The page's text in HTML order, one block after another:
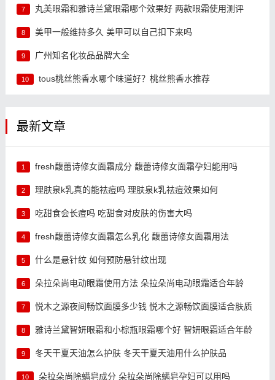
7 丸美眼霜和雅诗兰黛眼霜哪个效果好 两款眼霜使用测评
8 美甲一般维持多久 美甲可以自己扣下来吗
9 广州知名化妆品品牌大全
10 tous桃丝熊香水哪个味道好？桃丝熊香水推荐
最新文章
1 fresh馥蕾诗修女面霜成分 馥蕾诗修女面霜孕妇能用吗
2 理肤泉k乳真的能祛痘吗 理肤泉k乳祛痘效果如何
3 吃甜食会长痘吗 吃甜食对皮肤的伤害大吗
4 fresh馥蕾诗修女面霜怎么乳化 馥蕾诗修女面霜用法
5 什么是悬针纹 如何预防悬针纹出现
6 朵拉朵尚电动眼霜使用方法 朵拉朵尚电动眼霜适合年龄
7 悦木之源夜间畅饮面膜多少钱 悦木之源畅饮面膜适合肤质
8 雅诗兰黛智妍眼霜和小棕瓶眼霜哪个好 智妍眼霜适合年龄
9 冬天干夏天油怎么护肤 冬天干夏天油用什么护肤品
10 朵拉朵尚除螨皂成分 朵拉朵尚除螨皂孕妇可以用吗